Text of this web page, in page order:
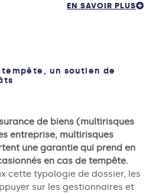
EN SAVOIR PLUS
un soutien de
de biens (multirisques
entreprise, multirisques
une garantie qui prend en
en cas de tempête.
cette typologie de dossier, les
sur les gestionnaires et